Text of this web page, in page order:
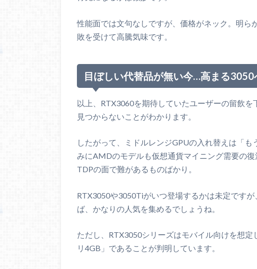
性能面では文句なしですが、価格がネック。明ら
敗を受けて高騰気味です。
目ぼしい代替品が無い今…高まる3050
以上、RTX3060を期待していたユーザーの留飲
見つからないことがわかります。
したがって、ミドルレンジGPUの入れ替えは「
みにAMDのモデルも仮想通貨マイニング需要の
TDPの面で難があるものばかり。
RTX3050や3050Tiがいつ登場するかは未定です
ば、かなりの人気を集めるでしょうね。
ただし、RTX3050シリーズはモバイル向けを想
リ4GB」であることが判明しています。